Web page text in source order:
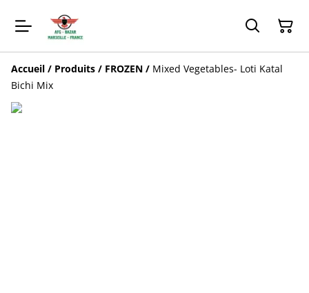
Accueil / Produits / FROZEN / Mixed Vegetables- Loti Katal
Bichi Mix